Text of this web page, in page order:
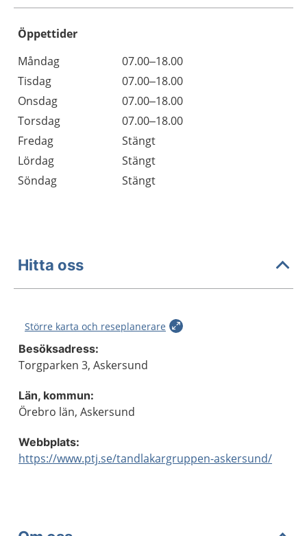
Öppettider
Dag
Öppettider
Kommentarer
Måndag
07.00–18.00
Tisdag
07.00–18.00
Onsdag
07.00–18.00
Torsdag
07.00–18.00
Fredag
Stängt
Lördag
Stängt
Söndag
Stängt
Hitta oss
Större karta och reseplanerare
Besöksadress:
Torgparken 3, Askersund
Län, kommun:
Örebro län, Askersund
Webbplats:
https://www.ptj.se/tandlakargruppen-askersund/